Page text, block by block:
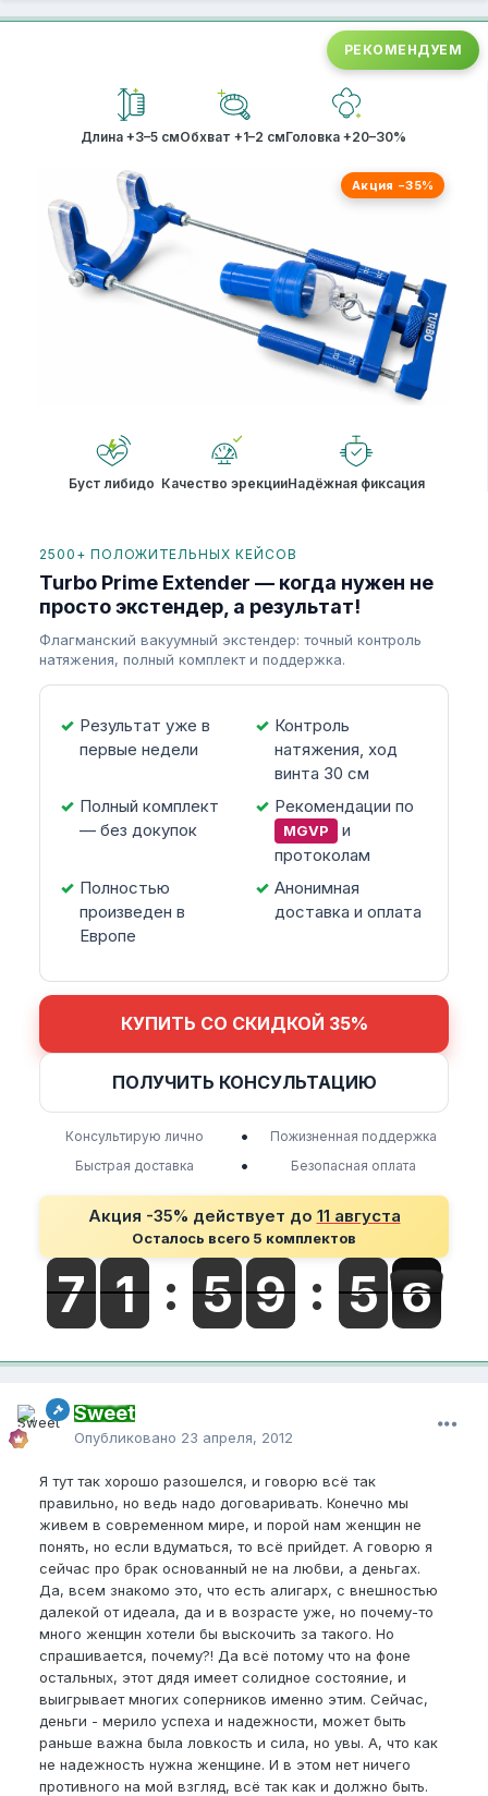
РЕКОМЕНДУЕМ
Длина +3–5 смОбхват +1–2 смГоловка +20–30%
Акция −35%
Буст либидо Качество эрекцииНадёжная фиксация
2500+ ПОЛОЖИТЕЛЬНЫХ КЕЙСОВ
Turbo Prime Extender — когда нужен не
просто экстендер, а результат!
Флагманский вакуумный экстендер: точный контроль
натяжения, полный комплект и поддержка.
Результат уже в
первые недели
Контроль
натяжения, ход
винта 30 см
Полный комплект
— без докупок
Рекомендации по
MGVP
и
протоколам
Полностью
произведен в
Европе
Анонимная
доставка и оплата
КУПИТЬ СО СКИДКОЙ 35%
ПОЛУЧИТЬ КОНСУЛЬТАЦИЮ
Консультирую лично •
Пожизненная поддержка
Быстрая доставка
• Безопасная оплата
Акция -35% действует до 11 августа
Осталось всего 5 комплектов
Sweet
Опубликовано 23 апреля, 2012
Я тут так хорошо разошелся, и говорю всё так
правильно, но ведь надо договаривать. Конечно мы
живем в современном мире, и порой нам женщин не
понять, но если вдуматься, то всё прийдет. А говорю я
сейчас про брак основанный не на любви, а деньгах.
Да, всем знакомо это, что есть алигарх, с внешностью
далекой от идеала, да и в возрасте уже, но почему-то
много женщин хотели бы выскочить за такого. Но
спрашивается, почему?! Да всё потому что на фоне
остальных, этот дядя имеет солидное состояние, и
выигрывает многих соперников именно этим. Сейчас,
деньги - мерило успеха и надежности, может быть
раньше важна была ловкость и сила, но увы. А, что как
не надежность нужна женщине. И в этом нет ничего
противного на мой взгляд, всё так как и должно быть.